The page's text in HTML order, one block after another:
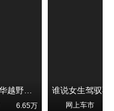
皮卡也能豪华越野！纵横F700上市，限时卖29.99万起
6.65万 网上车市